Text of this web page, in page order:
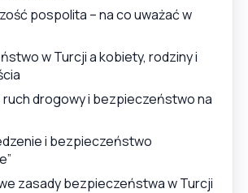
pospolita – na co uważać w
w Turcji a kobiety, rodziny i
drogowy i bezpieczeństwo na
i bezpieczeństwo
zasady bezpieczeństwa w Turcji